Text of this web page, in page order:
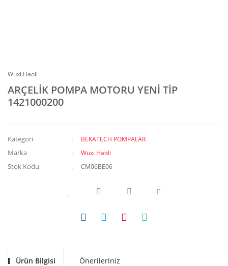
Wuxi Haoli
ARÇELİK POMPA MOTORU YENİ TİP
1421000200
Kategori BEKATECH POMPALAR
Marka Wuxi Haoli
Stok Kodu CM06BE06
Ürün Bilgisi Önerileriniz